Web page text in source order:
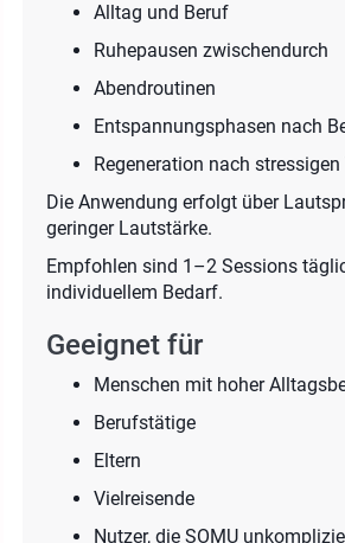
Alltag und Beruf
Ruhepausen zwischendurch
Abendroutinen
Entspannungsphasen nach
Regeneration nach stressigen
Die Anwendung erfolgt über
geringer Lautstärke.
Empfohlen sind 1–2 Sessions
individuellem Bedarf.
Geeignet für
Menschen mit hoher
Berufstätige
Eltern
Vielreisende
Nutzer, die SOMU